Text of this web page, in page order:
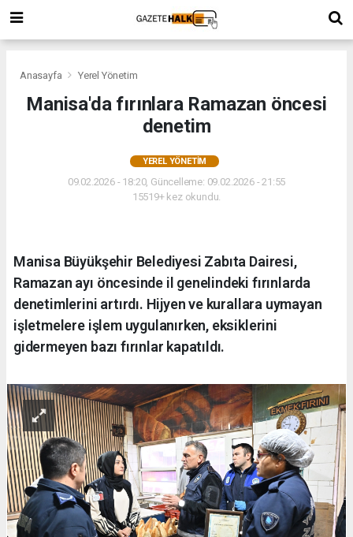
Anasayfa Yerel Yönetim
Manisa'da fırınlara Ramazan öncesi
denetim
YEREL YÖNETIM
09.02.2026 - 18:20, Güncelleme: 09.02.2026 - 21:55
15519+ kez okundu.
Manisa Büyükşehir Belediyesi Zabıta Dairesi,
Ramazan ayı öncesinde il genelindeki fırınlarda
denetimlerini artırdı. Hijyen ve kurallara uymayan
işletmelere işlem uygulanırken, eksiklerini
gidermeyen bazı fırınlar kapatıldı.